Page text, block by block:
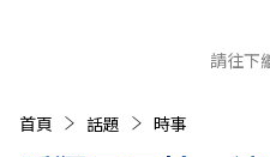
請往下
首頁 話題 時事